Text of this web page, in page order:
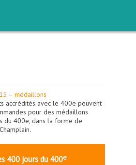
– médaillons
accrédités avec le 400e peuvent
pour des médaillons
du 400e, dans la forme de
400 jours du 400e